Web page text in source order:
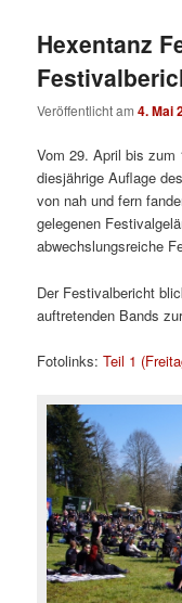
Hexentanz
Veröffentlicht am4. Mai
Vom 29. April bis zum
diesjährige Auflage
von nah und fern
gelegenen
abwechslungsreiche
Der Festivalbericht
auftretenden Bands
Fotolinks:Teil 1